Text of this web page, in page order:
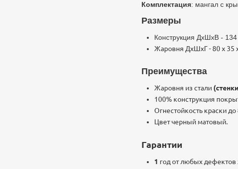
Комплектация: мангал с
Размеры
Конструкция ДхШхВ -
Жаровня ДхШхГ - 80 х 35
Преимущества
Жаровня из стали
100% конструкция
Огнестойкость краски до
Цвет черный матовый.
Гарантии
1 год от любых